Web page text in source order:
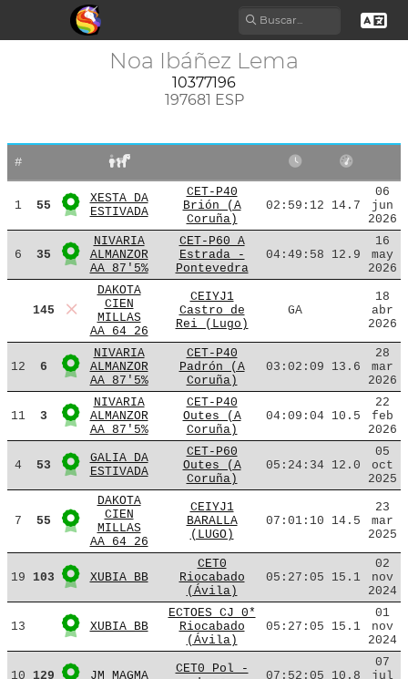
Noa Ibáñez Lema
10377196
197681 ESP
#
1 55
XESTA DA
ESTIVADA
CET-P40
Brión (A
Coruña)
02:59:12 14.7
06
jun
2026
6 35
NIVARIA
ALMANZOR
AA 87'5%
CET-P60 A
Estrada -
Pontevedra
04:49:58 12.9
16
may
2026
145
DAKOTA
CIEN
MILLAS
AA 64 26
CEIYJ1
Castro de
Rei (Lugo)
GA
18
abr
2026
12 6
NIVARIA
ALMANZOR
AA 87'5%
CET-P40
Padrón (A
Coruña)
03:02:09 13.6
28
mar
2026
11 3
NIVARIA
ALMANZOR
AA 87'5%
CET-P40
Outes (A
Coruña)
04:09:04 10.5
22
feb
2026
4 53
GALIA DA
ESTIVADA
CET-P60
Outes (A
Coruña)
05:24:34 12.0
05
oct
2025
7 55
DAKOTA
CIEN
MILLAS
AA 64 26
CEIYJ1
BARALLA
(LUGO)
07:01:10 14.5
23
mar
2025
19 103 XUBIA BB
CET0
Riocabado
(Ávila)
05:27:05 15.1
02
nov
2024
13 XUBIA BB
ECTOES CJ 0*
Riocabado
(Ávila)
05:27:05 15.1
01
nov
2024
10 129 JM MAGMA
CET0 Pol -
07:52:05 10.8
07
jul